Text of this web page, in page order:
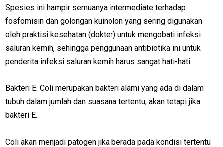
Spesies ini hampir semuanya intermediate terhadap
fosfomisin dan golongan kuinolon yang sering digunakan
oleh praktisi kesehatan (dokter) untuk mengobati infeksi
saluran kemih, sehingga penggunaan antibiotika ini untuk
penderita infeksi saluran kemih harus sangat hati-hati.
Bakteri E. Coli merupakan bakteri alami yang ada di dalam
tubuh dalam jumlah dan suasana tertentu, akan tetapi jika
bakteri E.
Coli akan menjadi patogen jika berada pada kondisi tertentu